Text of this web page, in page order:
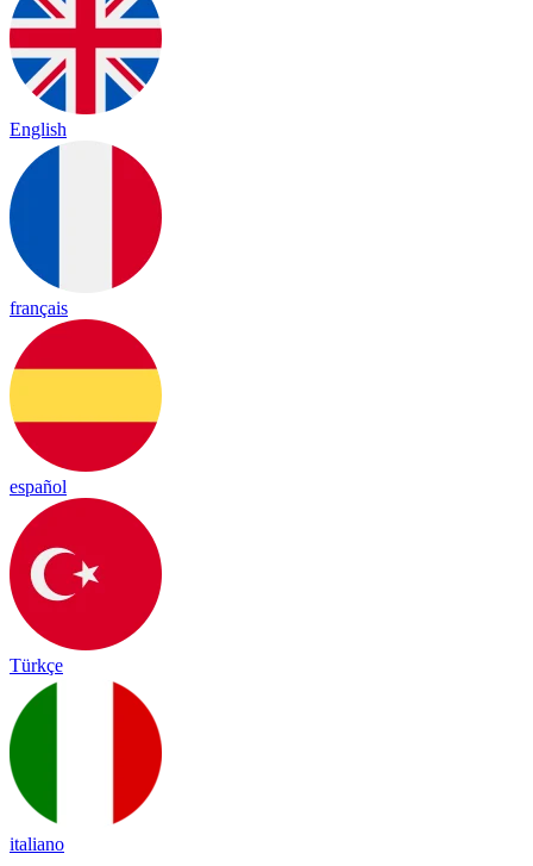
English
français
español
Türkçe
italiano